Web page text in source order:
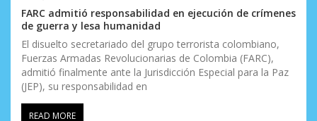
e
n
t
r
a
FARC admitió responsabilidad en ejecución de crímenes
de guerra y lesa humanidad
El disuelto secretariado del grupo terrorista colombiano,
Fuerzas Armadas Revolucionarias de Colombia (FARC),
admitió finalmente ante la Jurisdicción Especial para la Paz
(JEP), su responsabilidad en
READ MORE